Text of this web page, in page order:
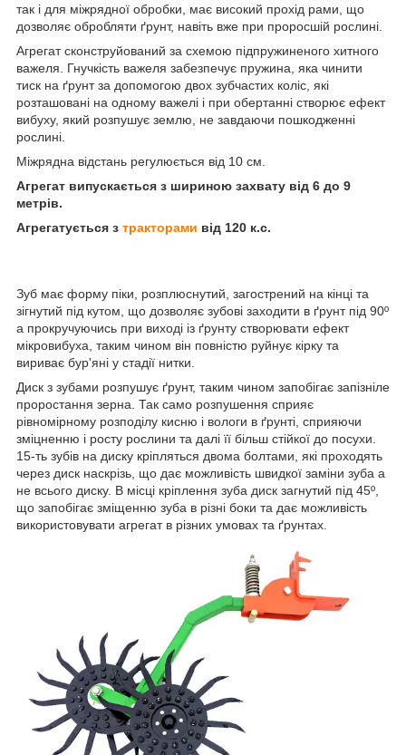
так і для міжрядної обробки, має високий прохід рами, що
дозволяє обробляти ґрунт, навіть вже при проросшій рослині.
Агрегат сконструйований за схемою підпружиненого хитного
важеля. Гнучкість важеля забезпечує пружина, яка чинити
тиск на ґрунт за допомогою двох зубчастих коліс, які
розташовані на одному важелі і при обертанні створює ефект
вибуху, який розпушує землю, не завдаючи пошкодженні
рослині.
Міжрядна відстань регулюється від 10 см.
Агрегат випускається з шириною захвату від 6 до 9
метрів.
Агрегатується з тракторами від 120 к.с.
Зуб має форму піки, розплюснутий, загострений на кінці та
зігнутий під кутом, що дозволяє зубові заходити в ґрунт під 90º
а прокручуючись при виході із ґрунту створювати ефект
мікровибуха, таким чином він повністю руйнує кірку та
вириває бур'яні у стадії нитки.
Диск з зубами розпушує ґрунт, таким чином запобігає запізніле
проростання зерна. Так само розпушення сприяє
рівномірному розподілу кисню і вологи в ґрунті, сприяючи
зміцненню і росту рослини та далі її більш стійкої до посухи.
15-ть зубів на диску кріпляться двома болтами, які проходять
через диск наскрізь, що дає можливість швидкої заміни зуба а
не всього диску. В місці кріплення зуба диск загнутий під 45º,
що запобігає зміщенню зуба в різні боки та дає можливість
використовувати агрегат в різних умовах та ґрунтах.